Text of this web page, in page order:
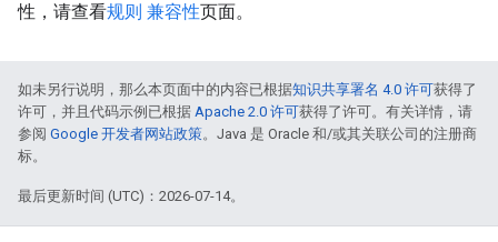
性，请查看规则 兼容性页面。
如未另行说明，那么本页面中的内容已根据知识共享署名 4.0 许可获得了
许可，并且代码示例已根据 Apache 2.0 许可获得了许可。有关详情，请
参阅 Google 开发者网站政策。Java 是 Oracle 和/或其关联公司的注册商
标。
最后更新时间 (UTC)：2026-07-14。